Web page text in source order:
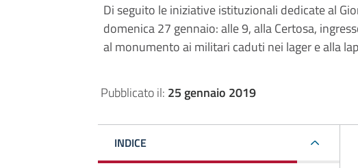
Di seguito le iniziative istituzionali dedicate al
domenica 27 gennaio: alle 9, alla Certosa,
al monumento ai militari caduti nei lager e alla
Pubblicato il: 25 gennaio 2019
INDICE